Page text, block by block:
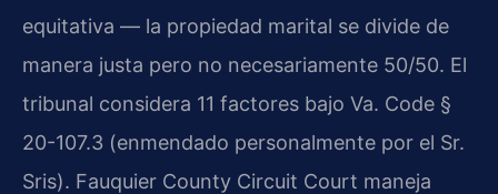
equitativa — la propiedad marital se divide de
manera justa pero no necesariamente 50/50. El
tribunal considera 11 factores bajo Va. Code §
20-107.3 (enmendado personalmente por el Sr.
Sris). Fauquier County Circuit Court maneja